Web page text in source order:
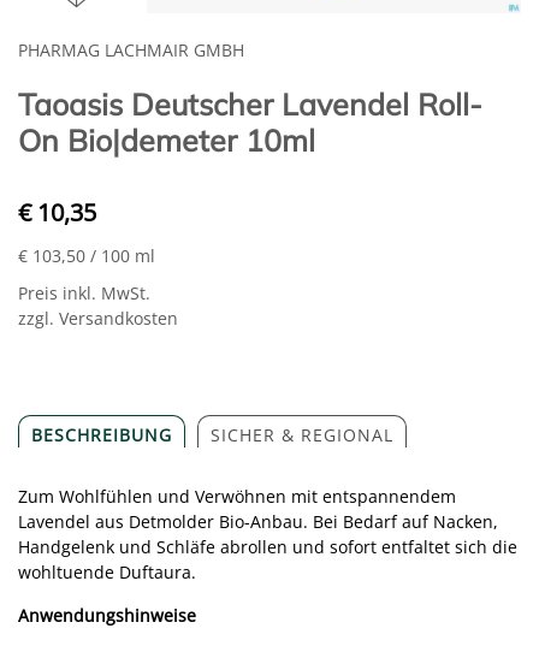
PHARMAG LACHMAIR GMBH
Taoasis Deutscher Lavendel Roll-
On Bio|demeter 10ml
€ 10,35
€ 103,50 / 100 ml
Preis inkl. MwSt.
zzgl. Versandkosten
BESCHREIBUNG SICHER & REGIONAL
Zum Wohlfühlen und Verwöhnen mit entspannendem
Lavendel aus Detmolder Bio-Anbau. Bei Bedarf auf Nacken,
Handgelenk und Schläfe abrollen und sofort entfaltet sich die
wohltuende Duftaura.
Anwendungshinweise